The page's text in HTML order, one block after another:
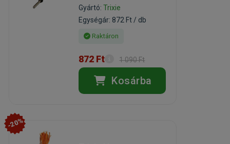
Gyártó:Trixie
Egységár: 872 Ft / db
Raktáron
872 Ft 1 090 Ft
Kosárba
-20%